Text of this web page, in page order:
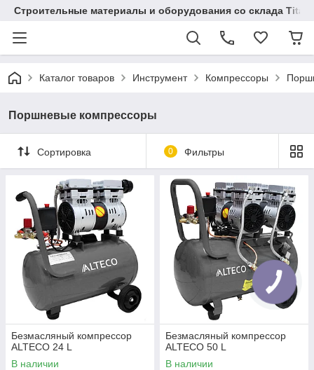
Строительные материалы и оборудования со склада
Каталог товаров Инструмент Компрессоры
Поршневые компрессоры
Сортировка 0 Фильтры
Безмасляный компрессор
ALTECO 24 L
В наличии
Безмасляный компрессор
ALTECO 50 L
В наличии